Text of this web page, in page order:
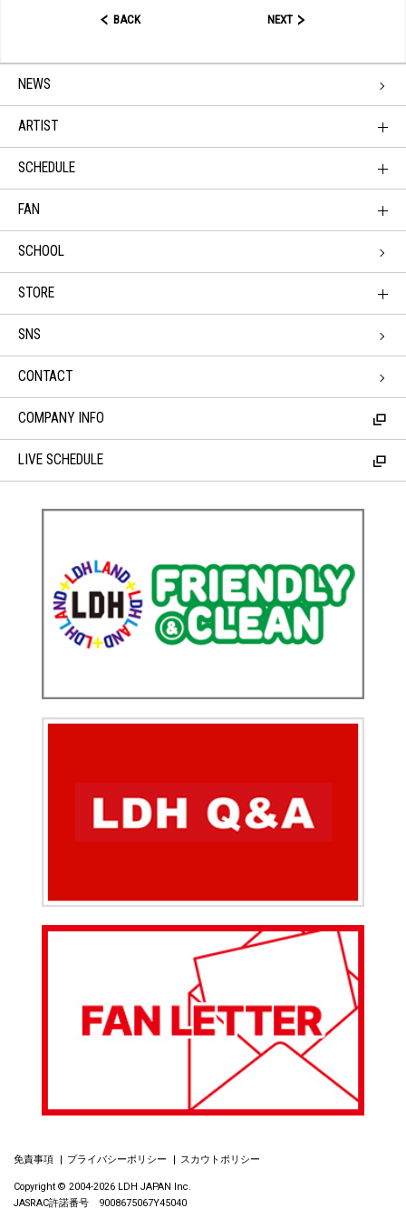
BACK NEXT
NEWS
ARTIST
SCHEDULE
FAN
SCHOOL
STORE
SNS
CONTACT
COMPANY INFO
LIVE SCHEDULE
免責事項 プライバシーポリシー スカウトポリシー
Copyright © 2004-2026 LDH JAPAN Inc.
JASRAC許諾番号 9008675067Y45040